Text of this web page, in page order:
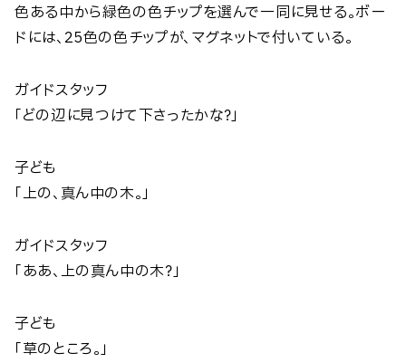
色ある中から緑色の色チップを選んで一同に見せる。ボー
ドには、25色の色チップが、マグネットで付いている。
ガイドスタッフ
「どの辺に見つけて下さったかな？」
子ども
「上の、真ん中の木。」
ガイドスタッフ
「ああ、上の真ん中の木？」
子ども
「草のところ。」